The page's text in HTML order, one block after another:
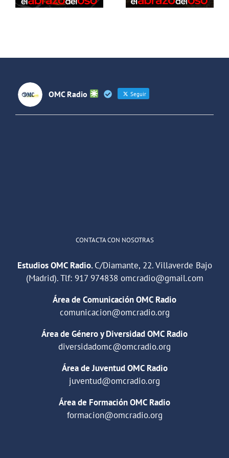
OMC Radio Seguir
CONTACTA CON NOSOTRAS
Estudios OMC Radio.C/Diamante, 22. Villaverde Bajo
(Madrid). Tlf: 917 974838 omcradio@gmail.com
Área de Comunicación OMC Radio
comunicacion@omcradio.org
Área de Género y Diversidad OMC Radio
diversidadomc@omcradio.org
Área de Juventud OMC Radio
juventud@omcradio.org
Área de Formación OMC Radio
formacion@omcradio.org